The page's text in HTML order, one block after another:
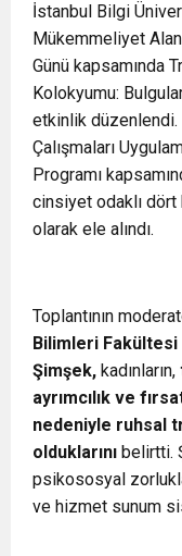
İstanbul Bilgi
Mükemmeliyet
Günü kapsamında
Kolokyumu:
etkinlik
Çalışmaları
Programı
cinsiyet odaklı dört
olarak ele alındı.
Toplantının
Bilimleri Fakültesi
Şimşek, kadınların,
ayrımcılık ve
nedeniyle ruhsal
olduklarını belirtti.
psikososyal
ve hizmet sunum